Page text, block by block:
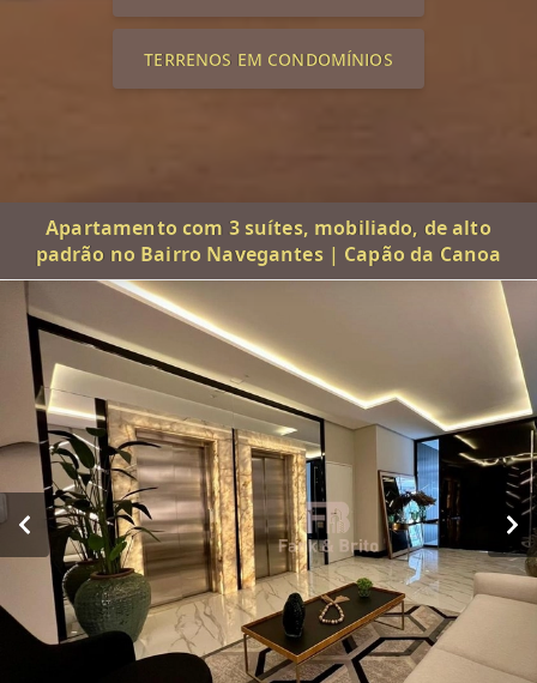
TERRENOS EM CONDOMÍNIOS
Apartamento com 3 suítes, mobiliado, de alto
padrão no Bairro Navegantes | Capão da Canoa